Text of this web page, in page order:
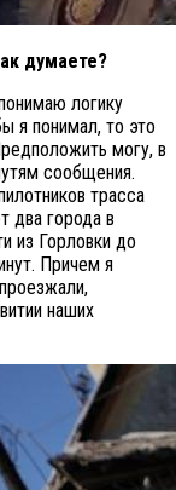
думаете?
логику
я понимал, то это
могу, в
сообщения.
трасса
два города в
из Горловки до
Причем я
наших